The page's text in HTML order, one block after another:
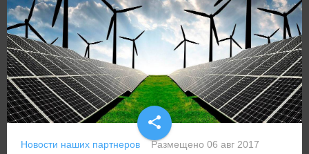
share
Новости наших партнеров Размещено 06 авг 2017